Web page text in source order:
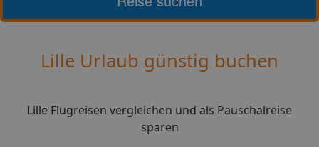
Lille Urlaub günstig buchen
Lille Flugreisen vergleichen und als Pauschalreise
sparen